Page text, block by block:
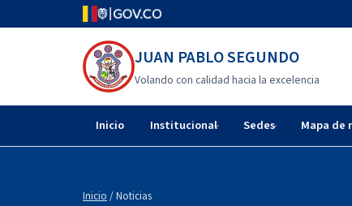
JUAN PABLO SEGUNDO
Volando con calidad hacia la excelencia
Inicio Institucional Sedes Mapa de
Inicio / Noticias